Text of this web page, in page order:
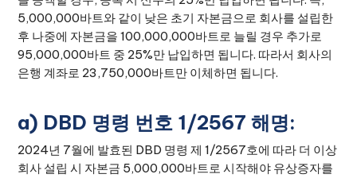
5,000,000바트와 같이 낮은 초기 자본금으로 회사를 설립한
후 나중에 자본금을 100,000,000바트로 늘릴 경우 추가로
95,000,000바트 중 25%만 납입하면 됩니다. 따라서 회사의
은행 계좌로 23,750,000바트만 이체하면 됩니다.
a) DBD 명령 번호 1/2567 해명:
2024년 7월에 발효된 DBD 명령 제 1/2567호에 따라 더 이상
회사 설립 시 자본금 5,000,000바트로 시작해야 유상증자를